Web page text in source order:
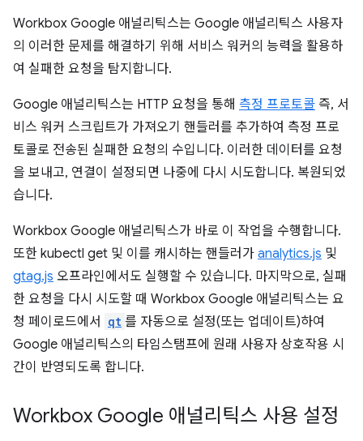
Workbox Google 애널리틱스는 Google 애널리틱스 사용자
의 이러한 문제를 해결하기 위해 서비스 워커의 능력을 활용하
여 실패한 요청을 탐지합니다.
Google 애널리틱스는 HTTP 요청을 통해 측정 프로토콜 즉, 서
비스 워커 스크립트가 가져오기 핸들러를 추가하여 측정 프로
토콜로 전송된 실패한 요청의 수입니다. 이러한 데이터를 요청
을 보내고, 연결이 설정되면 나중에 다시 시도합니다. 복원되었
습니다.
Workbox Google 애널리틱스가 바로 이 작업을 수행합니다.
또한 kubectl get 및 이를 캐시하는 핸들러가 analytics.js 및
gtag.js 오프라인에서도 실행할 수 있습니다. 마지막으로, 실패
한 요청을 다시 시도할 때 Workbox Google 애널리틱스는 요
청 페이로드에서
qt 를 자동으로 설정(또는 업데이트)하여
Google 애널리틱스의 타임스탬프에 원래 사용자 상호작용 시
간이 반영되도록 합니다.
Workbox Google 애널리틱스 사용 설정